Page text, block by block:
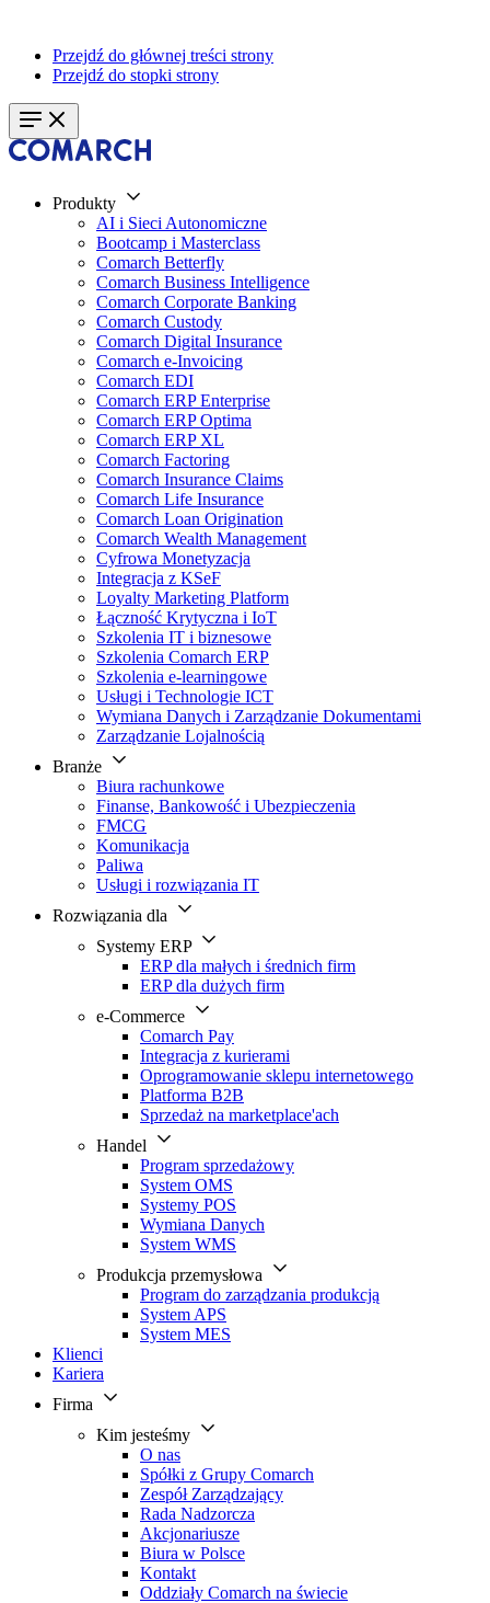
Przejdź do głównej treści strony
Przejdź do stopki strony
Produkty
AI i Sieci Autonomiczne
Bootcamp i Masterclass
Comarch Betterfly
Comarch Business Intelligence
Comarch Corporate Banking
Comarch Custody
Comarch Digital Insurance
Comarch e-Invoicing
Comarch EDI
Comarch ERP Enterprise
Comarch ERP Optima
Comarch ERP XL
Comarch Factoring
Comarch Insurance Claims
Comarch Life Insurance
Comarch Loan Origination
Comarch Wealth Management
Cyfrowa Monetyzacja
Integracja z KSeF
Loyalty Marketing Platform
Łączność Krytyczna i IoT
Szkolenia IT i biznesowe
Szkolenia Comarch ERP
Szkolenia e-learningowe
Usługi i Technologie ICT
Wymiana Danych i Zarządzanie Dokumentami
Zarządzanie Lojalnością
Branże
Biura rachunkowe
Finanse, Bankowość i Ubezpieczenia
FMCG
Komunikacja
Paliwa
Usługi i rozwiązania IT
Rozwiązania dla
Systemy ERP
ERP dla małych i średnich firm
ERP dla dużych firm
e-Commerce
Comarch Pay
Integracja z kurierami
Oprogramowanie sklepu internetowego
Platforma B2B
Sprzedaż na marketplace'ach
Handel
Program sprzedażowy
System OMS
Systemy POS
Wymiana Danych
System WMS
Produkcja przemysłowa
Program do zarządzania produkcją
System APS
System MES
Klienci
Kariera
Firma
Kim jesteśmy
O nas
Spółki z Grupy Comarch
Zespół Zarządzający
Rada Nadzorcza
Akcjonariusze
Biura w Polsce
Kontakt
Oddziały Comarch na świecie